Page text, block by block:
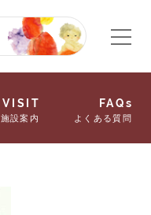
VISIT
施設案内
FAQs
よくある質問